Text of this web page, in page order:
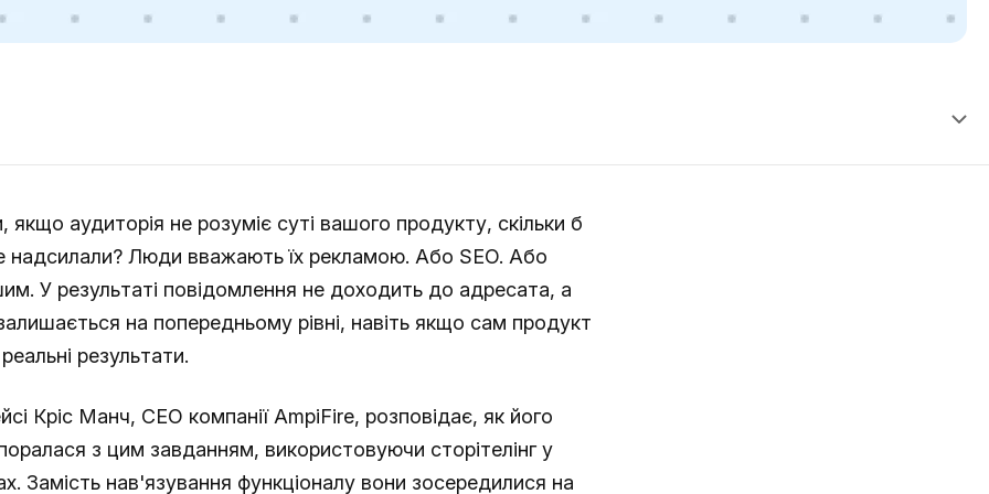
аудиторія не розуміє суті вашого продукту, скільки б
надсилали? Люди вважають їх рекламою. Або SEO. Або
У результаті повідомлення не доходить до адресата, а
на попередньому рівні, навіть якщо сам продукт
результати.
Кріс Манч, CEO компанії AmpiFire, розповідає, як його
з цим завданням, використовуючи сторітелінг у
Замість нав'язування функціоналу вони зосередилися на